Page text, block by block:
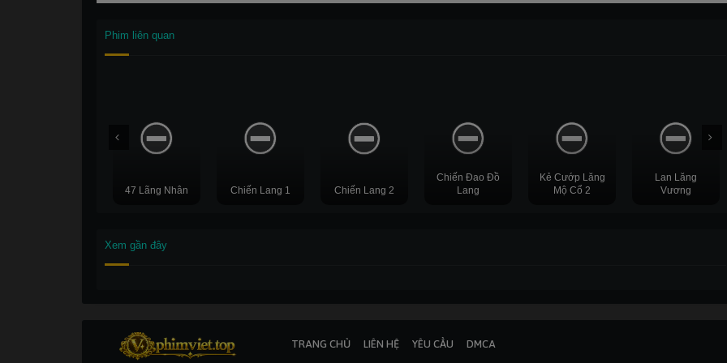
Phim liên quanminh
47 Lãng Nhân Chiến Lang 1 Chiến Lang 2
Chiến Đao Đồ
Lang
Kẻ Cướp Lăng
Mộ Cổ 2
Lan Lăng
Vương
Xem gần đây
TRANG CHỦ LIÊN HỆ YÊU CẦU DMCA